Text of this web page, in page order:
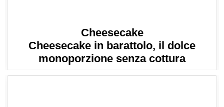
Cheesecake
Cheesecake in barattolo, il dolce
monoporzione senza cottura